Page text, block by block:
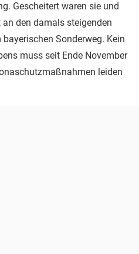
Gescheitert waren sie und
den damals steigenden
Sonderweg. Kein
muss seit Ende November
leiden